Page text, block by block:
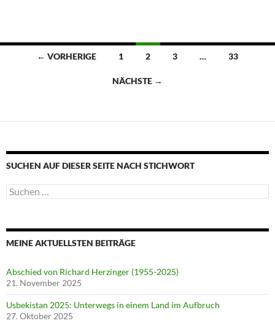
Beitragsnavigation
← VORHERIGE 1 2 3 … 33
NÄCHSTE →
SUCHEN AUF DIESER SEITE NACH STICHWORT
Suche
nach:
MEINE AKTUELLSTEN BEITRÄGE
Abschied von Richard Herzinger (1955-2025)
21. November 2025
Usbekistan 2025: Unterwegs in einem Land im Aufbruch
27. Oktober 2025